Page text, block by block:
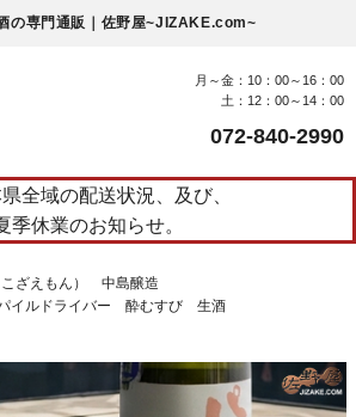
の専門通販｜佐野屋~JIZAKE.com~
月～金：10：00～16：00
土：12：00～14：00
072-840-2990
全域の配送状況、及び、
季休業のお知らせ。
こざえもん） 中島醸造
イルドライバー 酔むすび 生酒